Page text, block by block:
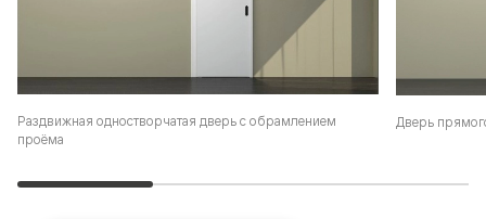
Раздвижная одностворчатая дверь с обрамлением
проёма
Дверь